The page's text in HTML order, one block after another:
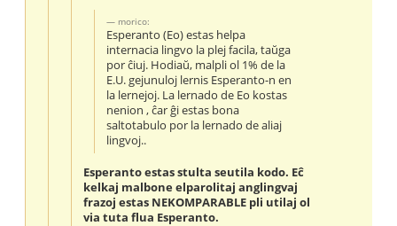
morico:
Esperanto (Eo) estas helpa
internacia lingvo la plej facila, taŭga
por ĉiuj. Hodiaŭ, malpli ol 1% de la
E.U. gejunuloj lernis Esperanto-n en
la lernejoj. La lernado de Eo kostas
nenion , ĉar ĝi estas bona
saltotabulo por la lernado de aliaj
lingvoj..
Esperanto estas stulta seutila kodo. Eĉ
kelkaj malbone elparolitaj anglingvaj
frazoj estas NEKOMPARABLE pli utilaj ol
via tuta flua Esperanto.